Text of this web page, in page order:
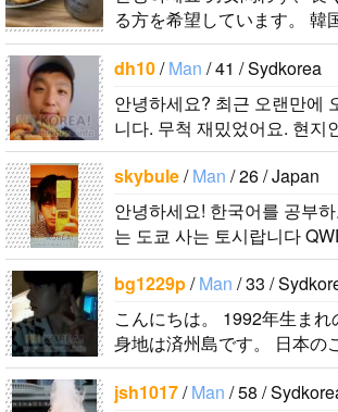
す。 もちろ
ん、私も韓国
文化や韓国..
る方を希望しています。 韓
本人男性です。 ハングルは
ベルですが、少しずつ勉強し
dh10/Man / 41 / Sydkorea
안녕하세요? 최근 오랜만에
니다. 무척 재밌었어요. 현지
대화를 하고 싶습니다. 연락
skybule/Man / 26 / Japan
안녕하세요! 한국어를 공부
는 도쿄 사는 토시랍니다
東方神起(5명) 하이라이트
춘기 JYJ AOA 9muses 좋아
국어..
bg1229p/Man / 33 /
こんにちは。 1992年生ま
身地は済州島です。 日本の
から興味を持ちました。 日
は文化や食べ物です。 特に
jsh1017/Man / 58 /